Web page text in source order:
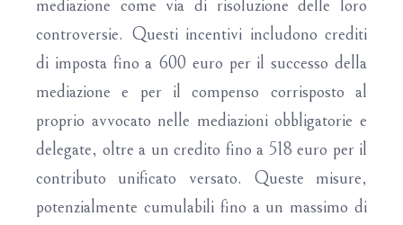
mediazione come via di risoluzione delle loro
controversie. Questi incentivi includono crediti
di imposta fino a 600 euro per il successo della
mediazione e per il compenso corrisposto al
proprio avvocato nelle mediazioni obbligatorie e
delegate, oltre a un credito fino a 518 euro per il
contributo unificato versato. Queste misure,
potenzialmente cumulabili fino a un massimo di